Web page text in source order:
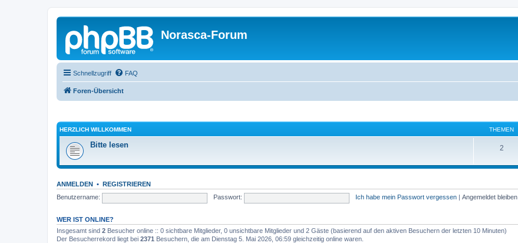
Norasca-Forum
Schnellzugriff FAQ
Foren-Übersicht
HERZLICH WILLKOMMEN THEMEN
Bitte lesen 2
ANMELDEN • REGISTRIEREN
Benutzername:
Passwort: Ich habe mein Passwort vergessen Angemeldet bleiben
WER IST ONLINE?
Insgesamt sind 2 Besucher online :: 0 sichtbare Mitglieder, 0 unsichtbare Mitglieder und 2 Gäste (basierend auf den aktiven Besuchern der letzten 10 Minuten)
Der Besucherrekord liegt bei 2371 Besuchern, die am Dienstag 5. Mai 2026, 06:59 gleichzeitig online waren.